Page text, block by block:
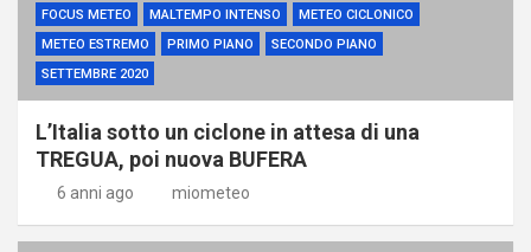
FOCUS METEO MALTEMPO INTENSO
METEO CICLONICO
METEO ESTREMO
PRIMO PIANO
SECONDO PIANO
SETTEMBRE 2020
L’Italia sotto un ciclone in attesa di una
TREGUA, poi nuova BUFERA
6 anni ago miometeo